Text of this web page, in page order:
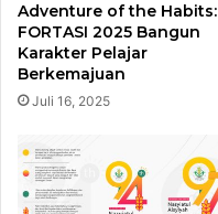
Adventure of the Habits:
FORTASI 2025 Bangun
Karakter Pelajar
Berkemajuan
Juli 16, 2025